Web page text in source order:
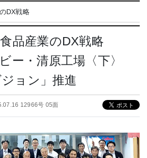
DX戦略
品産業のDX戦略
ビー・清原工場〈下〉
ジョン」推進
12966号 05面